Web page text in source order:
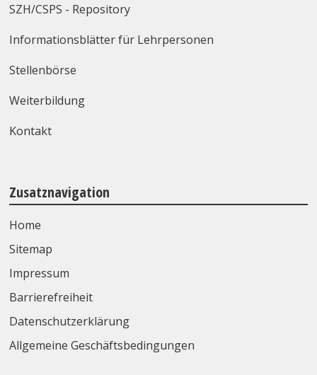
SZH/CSPS - Repository
Informationsblätter für Lehrpersonen
Stellenbörse
Weiterbildung
Kontakt
Zusatznavigation
Home
Sitemap
Impressum
Barrierefreiheit
Datenschutzerklärung
Allgemeine Geschäftsbedingungen